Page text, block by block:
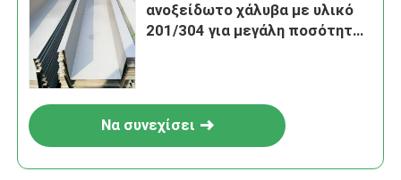
ανοξείδωτο χάλυβα με υλικό
201/304 για μεγάλη ποσότητα
Να συνεχίσει